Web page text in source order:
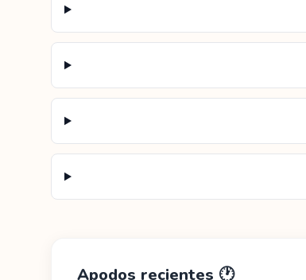
Apodos recientes 🕐